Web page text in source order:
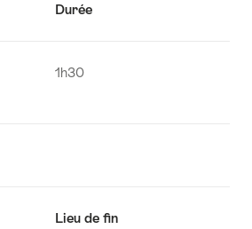
Durée
1h30
Lieu de fin